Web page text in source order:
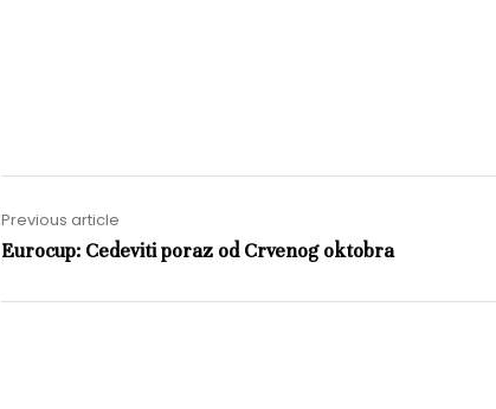
Previous article
Eurocup: Cedeviti poraz od Crvenog oktobra